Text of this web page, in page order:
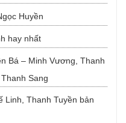
Huyền
hay nhất
Bá – Minh Vương, Thanh
Sang
Linh, Thanh Tuyền bản